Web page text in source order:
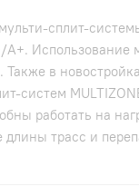
сплит-
Использование
Также в
систем
работать на
трасс и